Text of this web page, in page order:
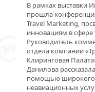
В рамках выставки
прошла
Travel Marketing,
инновациям в сфере
Руководитель
отдела компании
Клиринговая
Данилова
помощью широкого
неавиационных